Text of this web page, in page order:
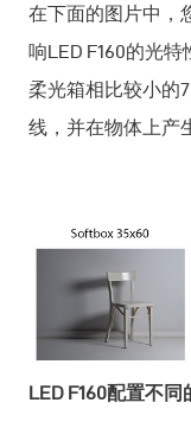
在下面的图片中，
响LED F160的光
柔光箱相比较小的
线，并在物体上产
LED F160配置不